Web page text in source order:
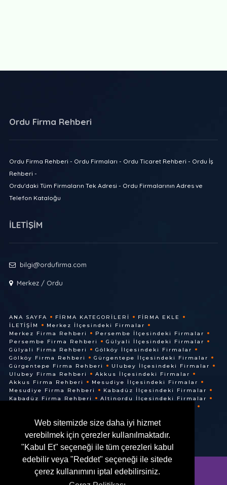
Web sitemizde size daha iyi hizmet
verebilmek için çerezler kullanılmaktadır.
"Kabul Et" seçeneği ile tüm çerezleri kabul
edebilir veya "Reddet" seçeneği ile sitede
çerez kullanımını iptal edebilirsiniz.
Ordu Firma Rehberi
Ordu Firma Rehberi - Ordu Firmaları - Ordu Ticaret Rehberi - Ordu İş
Rehberi -
Ordu'daki Tüm Firmaların Tek Adresi - Ordu Firmalarının Adres ve
Telefon Kataloğu
İLETİŞİM
bilgi@ordufirma.com
Merkez / Ordu
ANA SAYFA FIRMA KATEGORILERI
FIRMA EKLE
İLETIŞIM
Merkez İlçesindeki Firmalar
Merkez Firma Rehberi
Persembe İlçesindeki Firmalar
Persembe Firma Rehberi
Gülyali İlçesindeki Firmalar
Gülyali Firma Rehberi
Gölköy İlçesindeki Firmalar
Gölköy Firma Rehberi
Gürgentepe İlçesindeki Firmalar
Gürgentepe Firma Rehberi
Ulubey İlçesindeki Firmalar
Ulubey Firma Rehberi
Akkus İlçesindeki Firmalar
Akkus Firma Rehberi
Mesudiye İlçesindeki Firmalar
Mesudiye Firma Rehberi
Kabadüz İlçesindeki Firmalar
Kabadüz Firma Rehberi
Altinordu İlçesindeki Firmalar
Cuma Firma Rehberi